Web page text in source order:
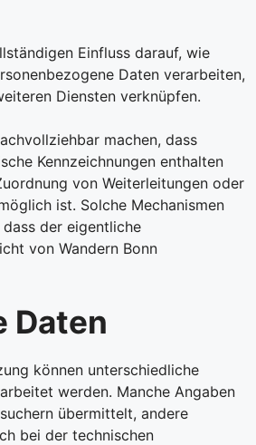
Einfluss darauf, wie
Daten verarbeiten,
Diensten verknüpfen.
machen, dass
Kennzeichnungen enthalten
von Weiterleitungen oder
ist. Solche Mechanismen
der eigentliche
von Wandern Bonn
Daten
können unterschiedliche
werden. Manche Angaben
übermittelt, andere
bei der technischen